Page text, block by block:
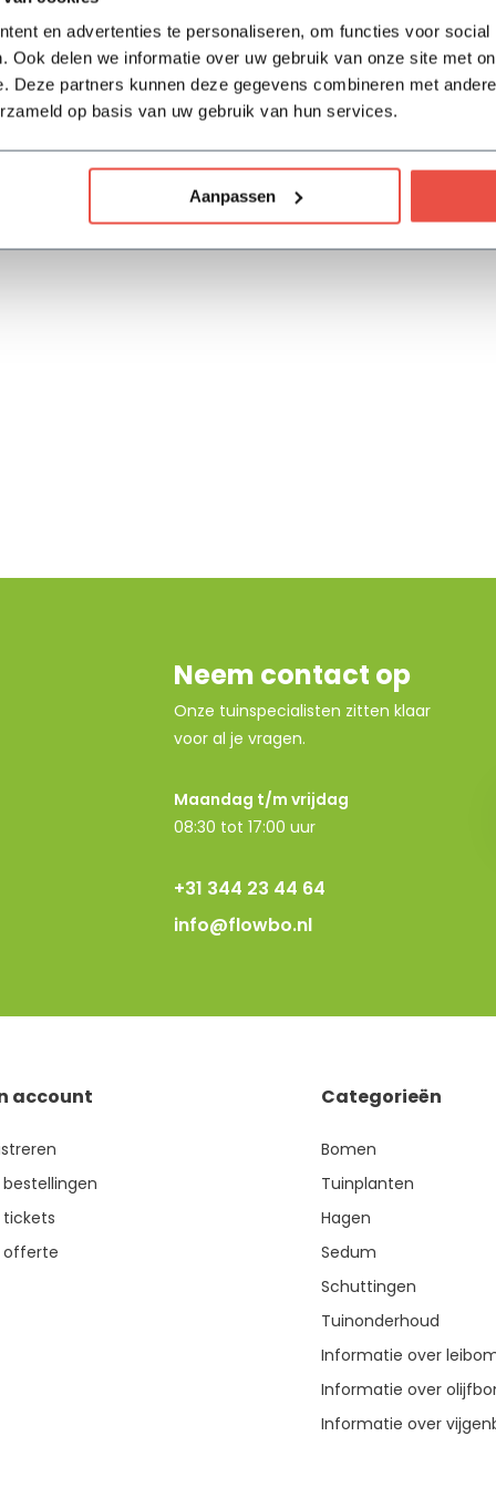
en advertenties te personaliseren, om functies voor
Ook delen we informatie over uw gebruik van onze site met
Deze partners kunnen deze gegevens combineren met
op basis van uw gebruik van hun services.
Aanpassen
Neem contact op
Onze tuinspecialisten zitten klaar
voor al je vragen.
Maandag t/m vrijdag
08:30 tot 17:00 uur
+31 344 23 44 64
info@flowbo.nl
account
bestellingen
tickets
offerte
Categorieën
Bomen
Tuinplanten
Hagen
Sedum
Schuttingen
Tuinonderhoud
Informatie over
Informatie over
Informatie over